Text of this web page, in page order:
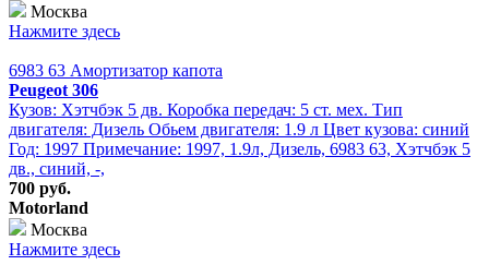
Москва
Нажмите здесь
6983 63 Амортизатор капота
Peugeot 306
Кузов: Хэтчбэк 5 дв. Коробка передач: 5 ст. мех. Тип
двигателя: Дизель Обьем двигателя: 1.9 л Цвет кузова: синий
Год: 1997 Примечание: 1997, 1.9л, Дизель, 6983 63, Хэтчбэк 5
дв., синий, -,
700 руб.
Motorland
Москва
Нажмите здесь